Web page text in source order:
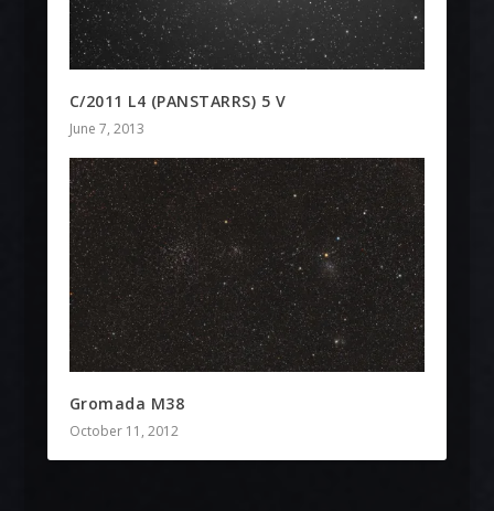
C/2011 L4 (PANSTARRS) 5 V
June 7, 2013
Gromada M38
October 11, 2012